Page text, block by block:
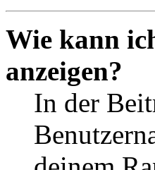
Wie kann
anzeigen?
In der